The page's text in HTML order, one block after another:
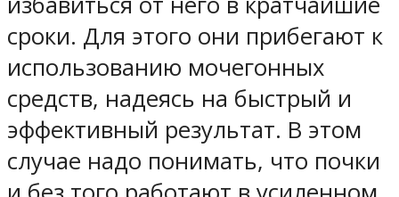
сроки. Для этого они прибегают к
использованию мочегонных
средств, надеясь на быстрый и
эффективный результат. В этом
случае надо понимать, что почки